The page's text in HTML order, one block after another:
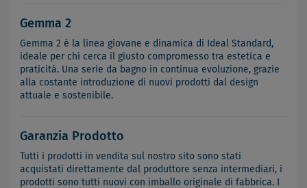
Gemma 2
Gemma 2 è la linea giovane e dinamica di Ideal Standard,
ideale per chi cerca il giusto compromesso tra estetica e
praticità. Una serie da bagno in continua evoluzione, grazie
alla costante introduzione di nuovi prodotti dal design
attuale e sostenibile.
Garanzia Prodotto
Tutti i prodotti in vendita sul nostro sito sono stati
acquistati direttamente dal produttore senza intermediari, i
prodotti sono tutti nuovi con imballo originale di fabbrica. I